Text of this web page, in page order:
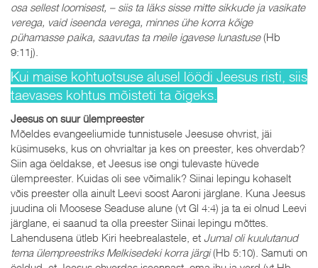
osa sellest loomisest, – siis ta läks sisse mitte sikkude ja vasikate
verega, vaid iseenda verega, minnes ühe korra kõige
pühamasse paika, saavutas ta meile igavese lunastuse(Hb
9:11j).
Kui maise kohtuotsuse alusel löödi Jeesus risti, siis
taevases kohtus mõisteti ta õigeks.
Jeesus on suur ülempreester
Mõeldes evangeeliumide tunnistusele Jeesuse ohvrist, jäi
küsimuseks, kus on ohvrialtar ja kes on preester, kes ohverdab?
Siin aga öeldakse, et Jeesus ise ongi tulevaste hüvede
ülempreester. Kuidas oli see võimalik? Siinai lepingu kohaselt
võis preester olla ainult Leevi soost Aaroni järglane. Kuna Jeesus
juudina oli Moosese Seaduse alune (vt Gl 4:4) ja ta ei olnud Leevi
järglane, ei saanud ta olla preester Siinai lepingu mõttes.
Lahendusena ütleb Kiri heebrealastele, et Jumal oli kuulutanud
tema ülempreestriks Melkisedeki korra järgi(Hb 5:10). Samuti on